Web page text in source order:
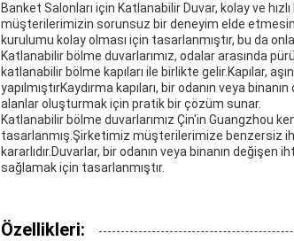
Banket Salonları için Katlanabilir Duvar, kolay ve
müşterilerimizin sorunsuz bir deneyim elde
kurulumu kolay olması için tasarlanmıştır, bu da
Katlanabilir bölme duvarlarımız, odalar arasında
katlanabilir bölme kapıları ile birlikte gelir.Kapılar,
yapılmıştırKaydırma kapıları, bir odanın veya
alanlar oluşturmak için pratik bir çözüm sunar.
Katlanabilir bölme duvarlarımız Çin'in Guangzhou
tasarlanmış.Şirketimiz müşterilerimize benzersiz
kararlıdır.Duvarlar, bir odanın veya binanın
sağlamak için tasarlanmıştır.
Özellikleri: